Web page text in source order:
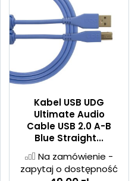
Kabel USB UDG
Ultimate Audio
Cable USB 2.0 A-B
Blue Straight...
Na zamówienie -
zapytaj o dostępność